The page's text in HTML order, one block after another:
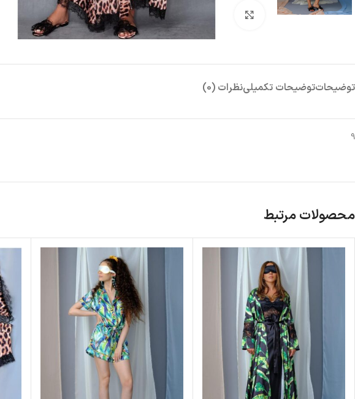
توضیحاتتوضیحات تکمیلینظرات (0)
9
محصولات مرتبط